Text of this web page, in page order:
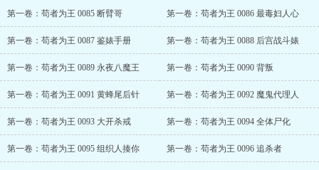
第一卷：苟者为王 0085 断臂哥 第一卷：苟者为王 0086 最毒妇人心
第一卷：苟者为王 0087 鉴婊手册 第一卷：苟者为王 0088 后宫战斗婊
第一卷：苟者为王 0089 永夜八魔王 第一卷：苟者为王 0090 背叛
第一卷：苟者为王 0091 黄蜂尾后针 第一卷：苟者为王 0092 魔鬼代理人
第一卷：苟者为王 0093 大开杀戒 第一卷：苟者为王 0094 全体尸化
第一卷：苟者为王 0095 组织人揍你 第一卷：苟者为王 0096 追杀者